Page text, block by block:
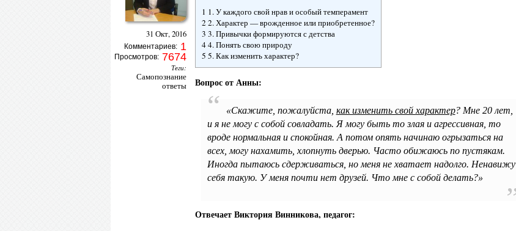
1 1. У каждого свой нрав и особый темперамент
2 2. Характер — врожденное или приобретенное?
3 3. Привычки формируются с детства
4 4. Понять свою природу
5 5. Как изменить характер?
Вопрос от Анны:
«Скажите, пожалуйста, как изменить свой характер? Мне 20 лет,
и я не могу с собой совладать. Я могу быть то злая и агрессивная, то
вроде нормальная и спокойная. А потом опять начинаю огрызаться на
всех, могу нахамить, хлопнуть дверью. Часто обижаюсь по пустякам.
Иногда пытаюсь сдерживаться, но меня не хватает надолго. Ненавижу
себя такую. У меня почти нет друзей. Что мне с собой делать?»
Отвечает Виктория Винникова, педагог:
31 Окт, 2016
Комментариев: 1
Просмотров: 7674
Теги:
Самопознание
ответы